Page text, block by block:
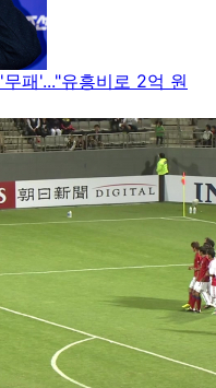
패'..."유흥비로 2억 원